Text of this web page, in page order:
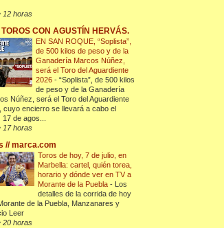
12 horas
TOROS CON AGUSTÍN HERVÁS.
EN SAN ROQUE, “Soplista”,
de 500 kilos de peso y de la
Ganadería Marcos Núñez,
será el Toro del Aguardiente
2026-“Soplista”, de 500 kilos
de peso y de la Ganadería
Núñez, será el Toro del Aguardiente
cuyo encierro se llevará a cabo el
17 de agos...
17 horas
// marca.com
Toros de hoy, 7 de julio, en
Marbella: cartel, quién torea,
horario y dónde ver en TV a
Morante de la Puebla- Los
detalles de la corrida de hoy
de la Puebla, Manzanares y
Leer
20 horas